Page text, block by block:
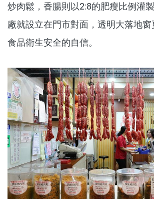
炒肉鬆，香腸則以2:8的肥瘦比例灌
廠就設立在門市對面，透明大落地
食品衛生安全的自信。